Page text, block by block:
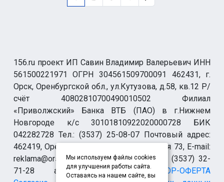
156.ru проект ИП Савин Владимир Валерьевич ИНН
561500221971 ОГРН 304561509700091 462431, г.
Орск, Оренбургской обл., ул.Кутузова, д.58, кв.12 Р/
счёт 40802810700490010502 Филиал
«Приволжский» Банка ВТБ (ПАО) в г.Нижнем
Новгороде к/с 30101810922020000728 БИК
042282728 Тел.: (3537) 25-08-07 Почтовый адрес:
462419, Оренбургская обл., г. Орск-19 а/я 73, E-mail:
reklama@orsk.ru ТЕЛЕФОН МОДЕРАЦИИ (3537) 32-
71-28 allsupport@orsk.ruДОГОВОР-ОФЕРТА
Мы используем файлы cookies
для улучшения работы сайта.
Оставаясь на нашем сайте, вы